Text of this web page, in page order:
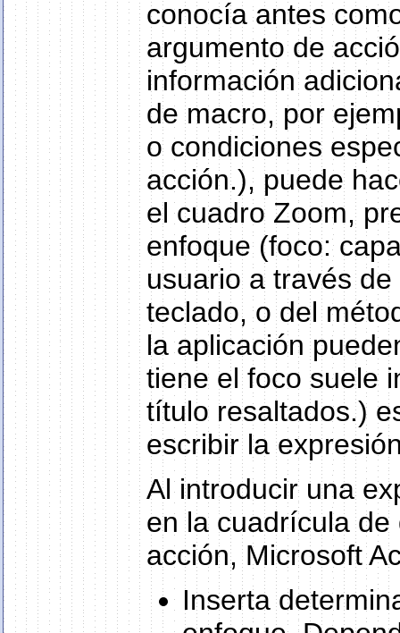
conocía antes
argumento de
información
de macro, por
o condiciones
acción.), puede
el cuadro Zoom,
enfoque (foco:
usuario a través
teclado, o del
la aplicación
tiene el foco suele
título resaltados.)
escribir la
Al introducir una
en la cuadrícula
acción, Microsoft
Inserta